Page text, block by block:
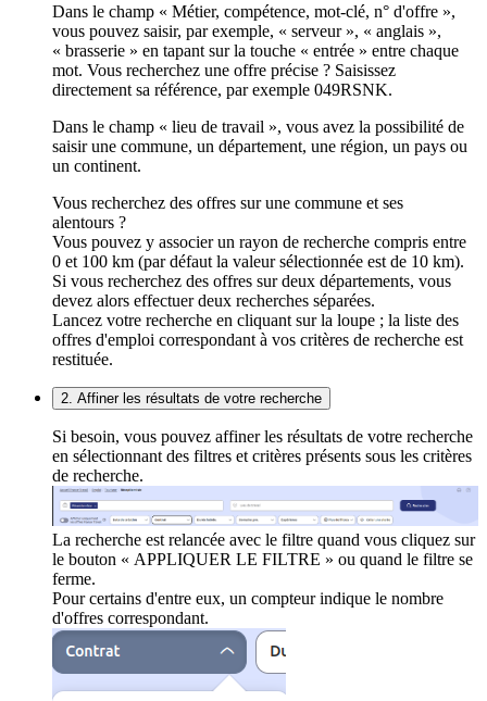
Dans le champ « Métier, compétence, mot-clé, n° d'offre »,
vous pouvez saisir, par exemple, « serveur », « anglais »,
« brasserie » en tapant sur la touche « entrée » entre chaque
mot. Vous recherchez une offre précise ? Saisissez
directement sa référence, par exemple 049RSNK.
Dans le champ « lieu de travail », vous avez la possibilité de
saisir une commune, un département, une région, un pays ou
un continent.
Vous recherchez des offres sur une commune et ses
alentours ?
Vous pouvez y associer un rayon de recherche compris entre
0 et 100 km (par défaut la valeur sélectionnée est de 10 km).
Si vous recherchez des offres sur deux départements, vous
devez alors effectuer deux recherches séparées.
Lancez votre recherche en cliquant sur la loupe ; la liste des
offres d'emploi correspondant à vos critères de recherche est
restituée.
2. Affiner les résultats de votre recherche
Si besoin, vous pouvez affiner les résultats de votre recherche
en sélectionnant des filtres et critères présents sous les critères
de recherche.
La recherche est relancée avec le filtre quand vous cliquez sur
le bouton « APPLIQUER LE FILTRE » ou quand le filtre se
ferme.
Pour certains d'entre eux, un compteur indique le nombre
d'offres correspondant.